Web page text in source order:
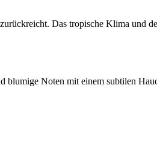
Das tropische Klima und
blumige Noten mit einem subtilen